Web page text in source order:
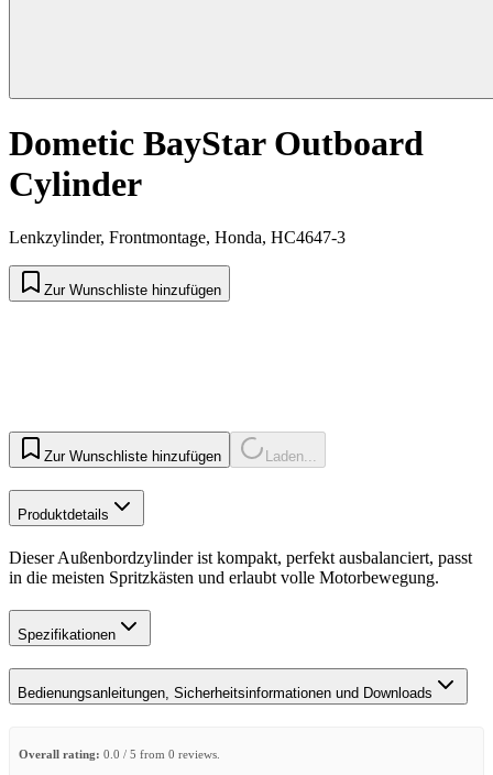
Dometic BayStar Outboard
Cylinder
Lenkzylinder, Frontmontage, Honda, HC4647-3
Zur Wunschliste hinzufügen
Zur Wunschliste hinzufügen Laden...
Produktdetails
Dieser Außenbordzylinder ist kompakt, perfekt ausbalanciert, passt
in die meisten Spritzkästen und erlaubt volle Motorbewegung.
Spezifikationen
Bedienungsanleitungen, Sicherheitsinformationen und Downloads
Overall rating: 0.0 / 5 from 0 reviews.